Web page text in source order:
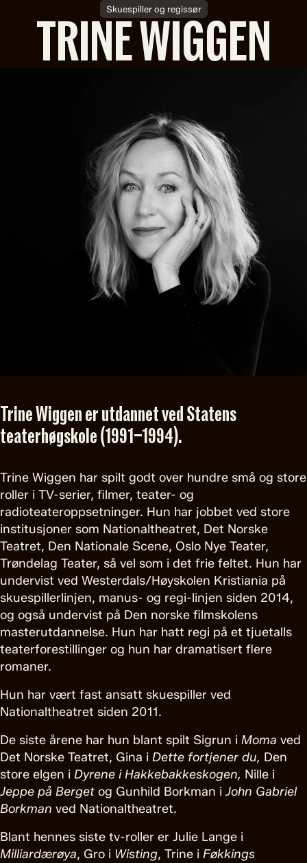
Skuespiller og regissør
TRINE WIGGEN
Trine Wiggen er utdannet ved Statens
teaterhøgskole (1991–1994).
Trine Wiggen har spilt godt over hundre små og store
roller i TV-serier, filmer, teater- og
radioteateroppsetninger. Hun har jobbet ved store
institusjoner som Nationaltheatret, Det Norske
Teatret, Den Nationale Scene, Oslo Nye Teater,
Trøndelag Teater, så vel som i det frie feltet. Hun har
undervist ved Westerdals/Høyskolen Kristiania på
skuespillerlinjen, manus- og regi-linjen siden 2014,
og også undervist på Den norske filmskolens
masterutdannelse. Hun har hatt regi på et tjuetalls
teaterforestillinger og hun har dramatisert flere
romaner.
Hun har vært fast ansatt skuespiller ved
Nationaltheatret siden 2011.
De siste årene har hun blant spilt Sigrun i Moma ved
Det Norske Teatret, Gina i Dette fortjener du, Den
store elgen i Dyrene i Hakkebakkeskogen, Nille i
Jeppe på Berget og Gunhild Borkman iJohn Gabriel
Borkman ved Nationaltheatret.
Blant hennes siste tv-roller er Julie Lange i
Milliardærøya, Gro i Wisting, Trine i Føkkings